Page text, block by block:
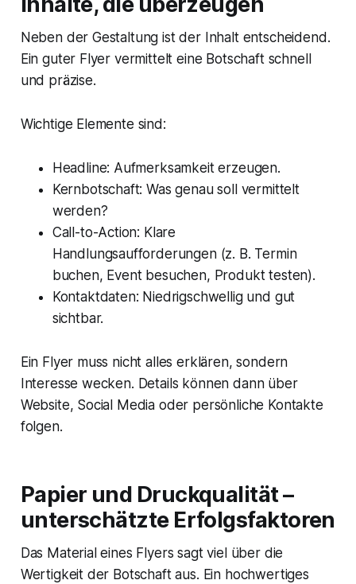
Neben der Gestaltung ist der Inhalt entscheidend.
Ein guter Flyer vermittelt eine Botschaft schnell
und präzise.
Wichtige Elemente sind:
Headline: Aufmerksamkeit erzeugen.
Kernbotschaft: Was genau soll vermittelt
werden?
Call-to-Action: Klare
Handlungsaufforderungen (z. B. Termin
buchen, Event besuchen, Produkt testen).
Kontaktdaten: Niedrigschwellig und gut
sichtbar.
Ein Flyer muss nicht alles erklären, sondern
Interesse wecken. Details können dann über
Website, Social Media oder persönliche Kontakte
folgen.
Papier und Druckqualität –
unterschätzte Erfolgsfaktoren
Das Material eines Flyers sagt viel über die
Wertigkeit der Botschaft aus. Ein hochwertiges